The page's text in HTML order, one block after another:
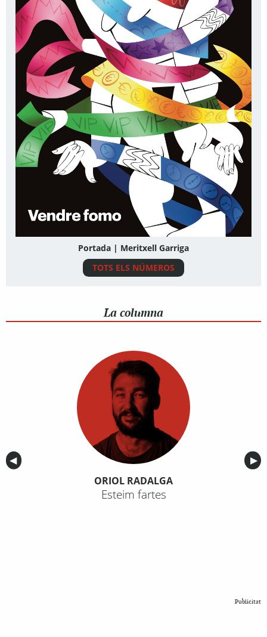
Portada | Meritxell Garriga
TOTS ELS NÚMEROS
La columna
Anterior
◀︎ ▶︎
ORIOL RADALGA
Esteim fartes
Publicitat